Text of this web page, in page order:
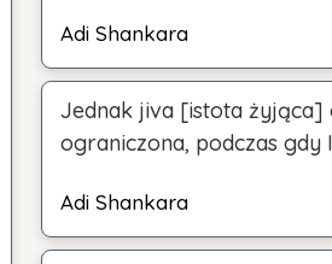
Adi Shankara
Jednak jiva [istota żyjąca]
ograniczona, podczas gdy
Adi Shankara